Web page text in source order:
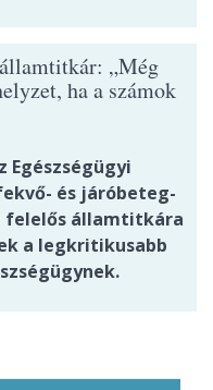
„Még
ha a számok
Egészségügyi
és járóbeteg-
felelős államtitkára
a legkritikusabb